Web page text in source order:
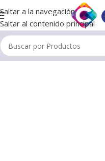
Saltar a la navegación
Saltar al contenido principal